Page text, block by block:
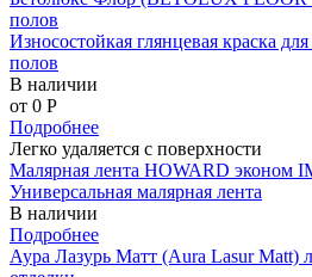
полов
Износостойкая глянцевая краска
полов
В наличии
от 0 P
Подробнее
Легко удаляется с поверхности
Малярная лента HOWARD эконом
Универсальная малярная лента
В наличии
Подробнее
Аура Лазурь Матт (Aura Lasur Matt)